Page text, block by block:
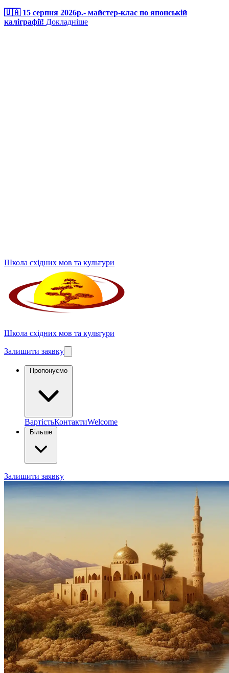
🇺🇦 15 серпня 2026р.- майстер-клас по японській
каліграфії! Докладніше
Школа східних мов та культури
Школа східних мов та культури
Залишити заявку
ВартістьКонтактиWelcome
Залишити заявку